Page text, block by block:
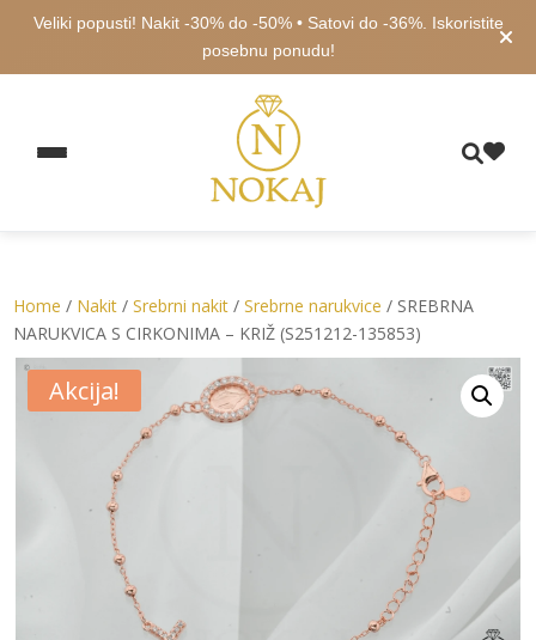
Veliki popusti! Nakit -30% do -50% • Satovi do -36%. Iskoristite
posebnu ponudu!
Home / Nakit /Srebrni nakit /Srebrne narukvice / SREBRNA
NARUKVICA S CIRKONIMA – KRIŽ (S251212-135853)
Akcija!